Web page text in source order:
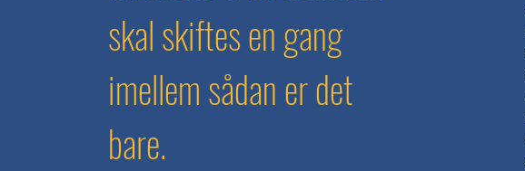
skal skiftes en gang
imellem sådan er det
bare.